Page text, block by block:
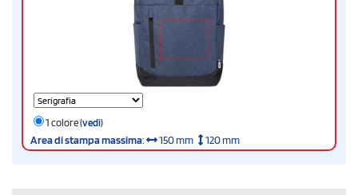
1 colore(vedi)
Area di stampa massima: 150 mm 120 mm